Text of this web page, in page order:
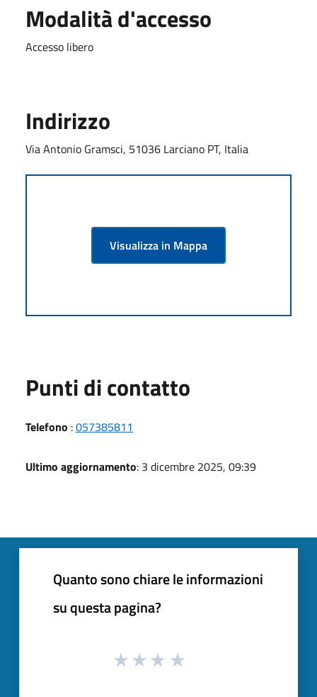
Modalità d'accesso
Accesso libero
Indirizzo
Via Antonio Gramsci, 51036 Larciano PT, Italia
Visualizza in Mappa
Punti di contatto
Telefono :057385811
Ultimo aggiornamento: 3 dicembre 2025, 09:39
Quanto sono chiare le informazioni
su questa pagina?